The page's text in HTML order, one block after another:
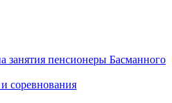
занятия пенсионеры Басманного
соревнования